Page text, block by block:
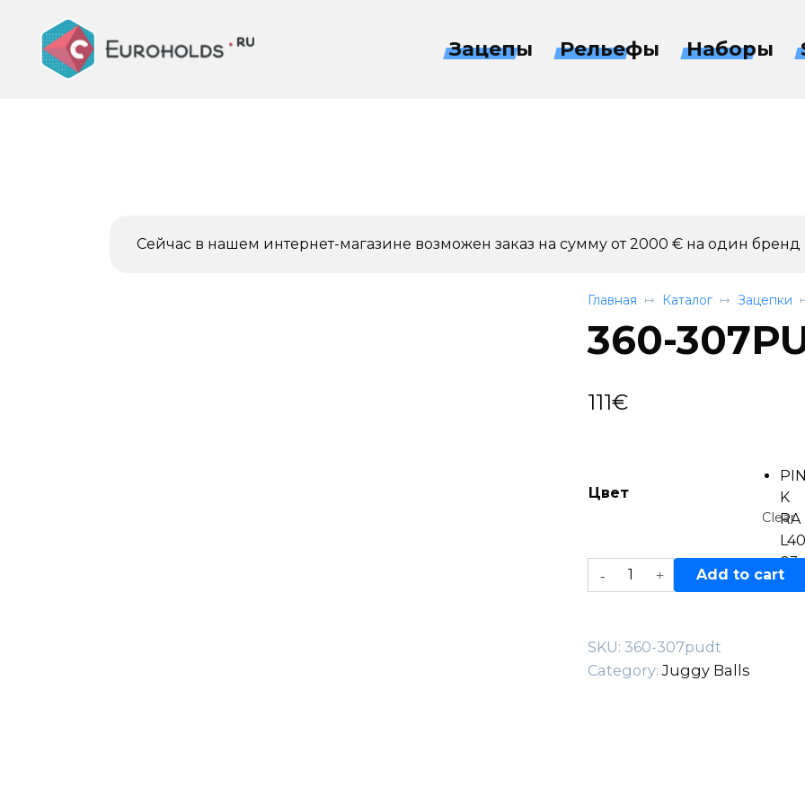
содержанию
Зацепы Рельефы Наборы
Сейчас в нашем интернет-магазине возможен заказ на сумму от 2000 € на один бренд
Главная Каталог Зацепки
360-
111€
Цвет
K
RA
L40
03
Clear
307PUdt
Add to cart
SKU: 360-307pudt
Category:Juggy Balls